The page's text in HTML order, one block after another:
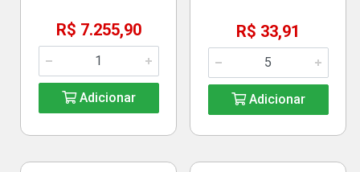
R$ 7.255,90
Adicionar
R$ 33,91
Adicionar